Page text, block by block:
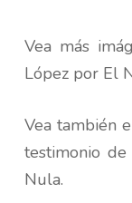
Vea más
López por El
Vea también
testimonio
Nula.